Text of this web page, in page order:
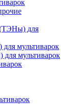
(ТЭНы) для
для мультиварок
мультиварок